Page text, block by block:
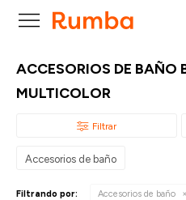

ACCESORIOS DE BAÑO
MULTICOLOR
Accesorios de baño
Filtrando por: Accesorios de baño